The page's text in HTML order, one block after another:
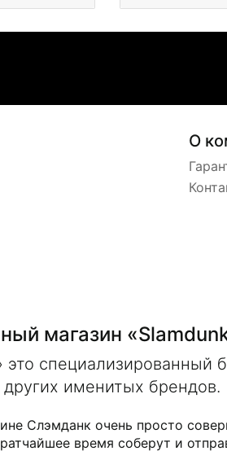
О
магазин
это
именитых брендов.
Слэмданк очень просто
время соберут и